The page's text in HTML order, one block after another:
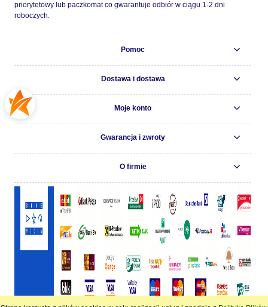
priorytetowy lub paczkomat co gwarantuje odbiór w ciągu 1-2 dni
roboczych.
Pomoc
Dostawa i dostawa
Moje konto
Gwarancja i zwroty
O firmie